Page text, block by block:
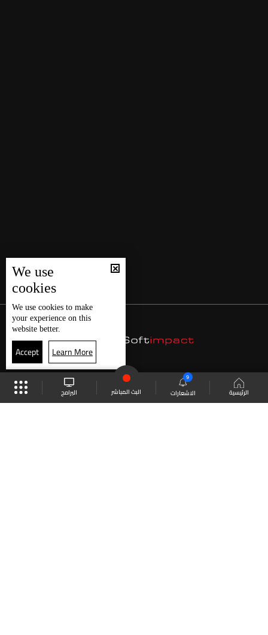
الرئيسية الاشعارات
9
البث المباشر البرامج
We use
cookies
We use cookies to make
your experience on this
website better.
Accept Learn More
موقع البرامج الجدول البث المباشر